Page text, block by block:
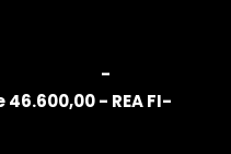
-
- REA FI-